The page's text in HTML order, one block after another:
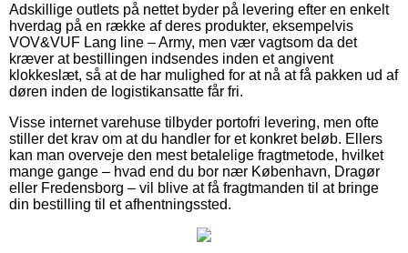
Adskillige outlets på nettet byder på levering efter en enkelt
hverdag på en række af deres produkter, eksempelvis
VOV&VUF Lang line – Army, men vær vagtsom da det
kræver at bestillingen indsendes inden et angivent
klokkeslæt, så at de har mulighed for at nå at få pakken ud af
døren inden de logistikansatte får fri.
Visse internet varehuse tilbyder portofri levering, men ofte
stiller det krav om at du handler for et konkret beløb. Ellers
kan man overveje den mest betalelige fragtmetode, hvilket
mange gange – hvad end du bor nær København, Dragør
eller Fredensborg – vil blive at få fragtmanden til at bringe
din bestilling til et afhentningssted.